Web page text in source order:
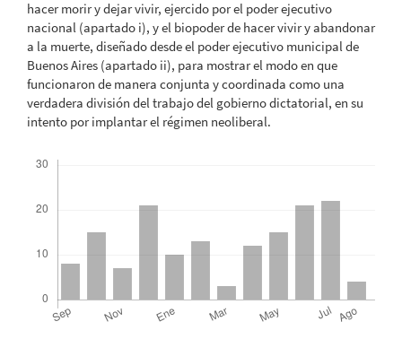
hacer morir y dejar vivir, ejercido por el poder ejecutivo
nacional (apartado i), y el biopoder de hacer vivir y abandonar
a la muerte, diseñado desde el poder ejecutivo municipal de
Buenos Aires (apartado ii), para mostrar el modo en que
funcionaron de manera conjunta y coordinada como una
verdadera división del trabajo del gobierno dictatorial, en su
intento por implantar el régimen neoliberal.